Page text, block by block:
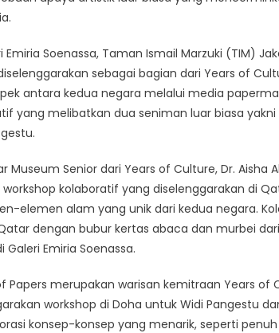
Soenassa, Taman Ismail Marzuki (TIM)
sebagai bagian dari Years of
antara kedua negara melalui media
yang melibatkan dua seniman luar biasa
Museum Senior dari Years of Culture, Dr. Aisha
kolaboratif yang diselenggarakan di
elemen alam yang unik dari kedua negara.
dengan bubur kertas abaca dan murbei
Emiria Soenassa.
Papers merupakan warisan kemitraan Years
workshop di Doha untuk Widi Pangestu
konsep-konsep yang menarik, seperti